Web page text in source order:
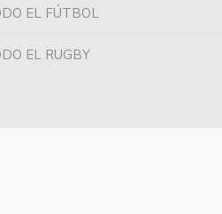
EL FÚTBOL
EL RUGBY